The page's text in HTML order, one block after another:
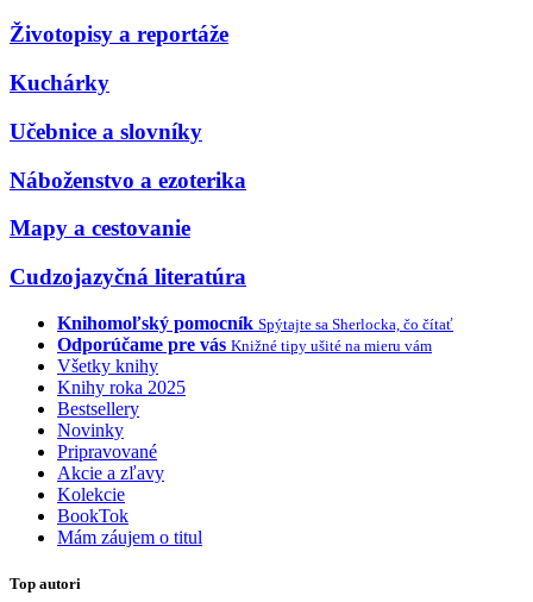
Životopisy a reportáže
Kuchárky
Učebnice a slovníky
Náboženstvo a ezoterika
Mapy a cestovanie
Cudzojazyčná literatúra
Knihomoľský pomocník Spýtajte sa Sherlocka, čo čítať
Odporúčame pre vás Knižné tipy ušité na mieru vám
Všetky knihy
Knihy roka 2025
Bestsellery
Novinky
Pripravované
Akcie a zľavy
Kolekcie
BookTok
Mám záujem o titul
Top autori